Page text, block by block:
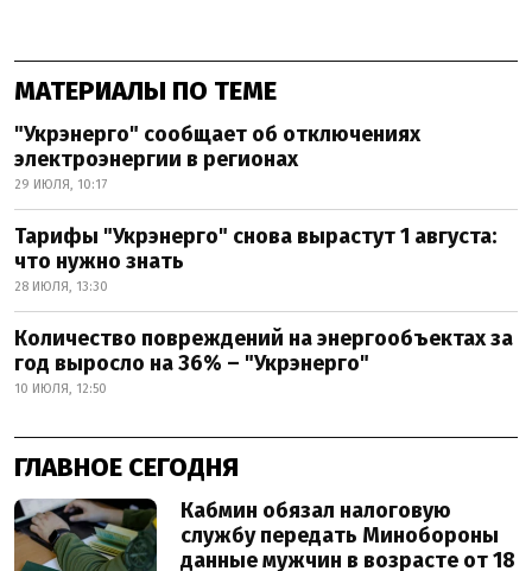
МАТЕРИАЛЫ ПО ТЕМЕ
"Укрэнерго" сообщает об отключениях
электроэнергии в регионах
29 ИЮЛЯ, 10:17
Тарифы "Укрэнерго" снова вырастут 1 августа:
что нужно знать
28 ИЮЛЯ, 13:30
Количество повреждений на энергообъектах за
год выросло на 36% – "Укрэнерго"
10 ИЮЛЯ, 12:50
ГЛАВНОЕ СЕГОДНЯ
Кабмин обязал налоговую
службу передать Минобороны
данные мужчин в возрасте от 18